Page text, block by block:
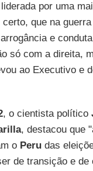
por uma
que na
e
só com a direita,
ao Executivo e
, o cientista político
, destacou que
o Perudas
de transição e de